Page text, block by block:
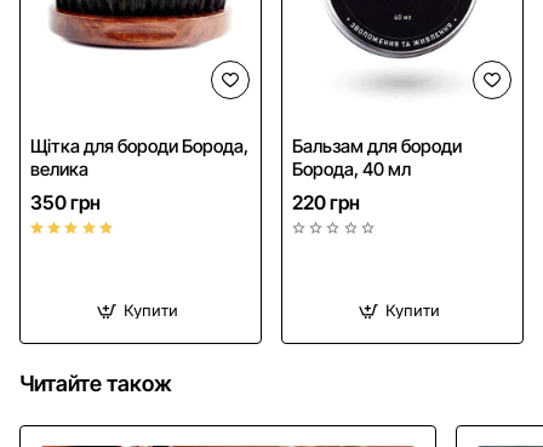
Щітка для бороди Борода,
велика
350 грн
Купити
Бальзам для бороди
Борода, 40 мл
220 грн
Купити
Читайте також